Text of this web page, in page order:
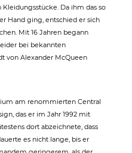
Da ihm das so
Hand ging, entschied er sich
Mit 16 Jahren begann
bei bekannten
von Alexander McQueen
am renommierten Central
das er im Jahr 1992 mit
dort abzeichnete, dass
es nicht lange, bis er